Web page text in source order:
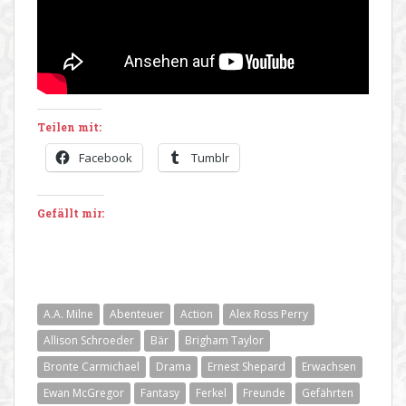
Teilen mit:
Facebook Tumblr
Gefällt mir:
A.A. Milne Abenteuer Action
Alex Ross Perry
Allison Schroeder
Bär
Brigham Taylor
Bronte Carmichael
Drama Ernest Shepard
Erwachsen
Ewan McGregor
Fantasy Ferkel Freunde
Gefährten